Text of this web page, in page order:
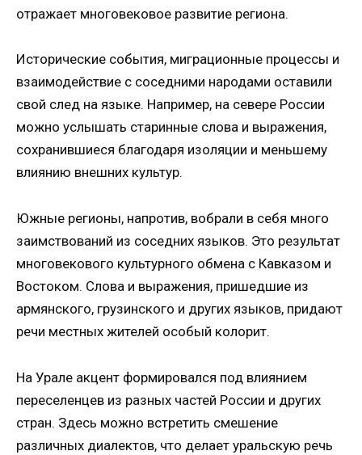
отражает многовековое развитие региона.
Исторические события, миграционные процессы и
взаимодействие с соседними народами оставили
свой след на языке. Например, на севере России
можно услышать старинные слова и выражения,
сохранившиеся благодаря изоляции и меньшему
влиянию внешних культур.
Южные регионы, напротив, вобрали в себя много
заимствований из соседних языков. Это результат
многовекового культурного обмена с Кавказом и
Востоком. Слова и выражения, пришедшие из
армянского, грузинского и других языков, придают
речи местных жителей особый колорит.
На Урале акцент формировался под влиянием
переселенцев из разных частей России и других
стран. Здесь можно встретить смешение
различных диалектов, что делает уральскую речь